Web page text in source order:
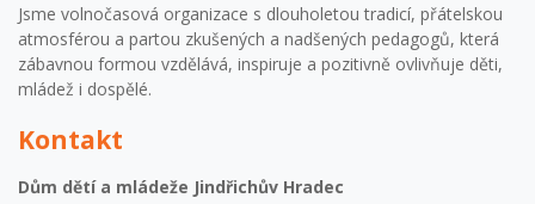
Jsme volnočasová organizace s dlouholetou tradicí, přátelskou
atmosférou a partou zkušených a nadšených pedagogů, která
zábavnou formou vzdělává, inspiruje a pozitivně ovlivňuje děti,
mládež i dospělé.
Kontakt
Dům dětí a mládeže Jindřichův Hradec